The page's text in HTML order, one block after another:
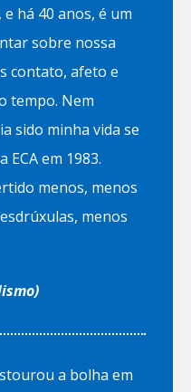
há 40 anos, é um
sobre nossa
contato, afeto e
tempo. Nem
sido minha vida se
em 1983.
menos, menos
menos
a bolha em